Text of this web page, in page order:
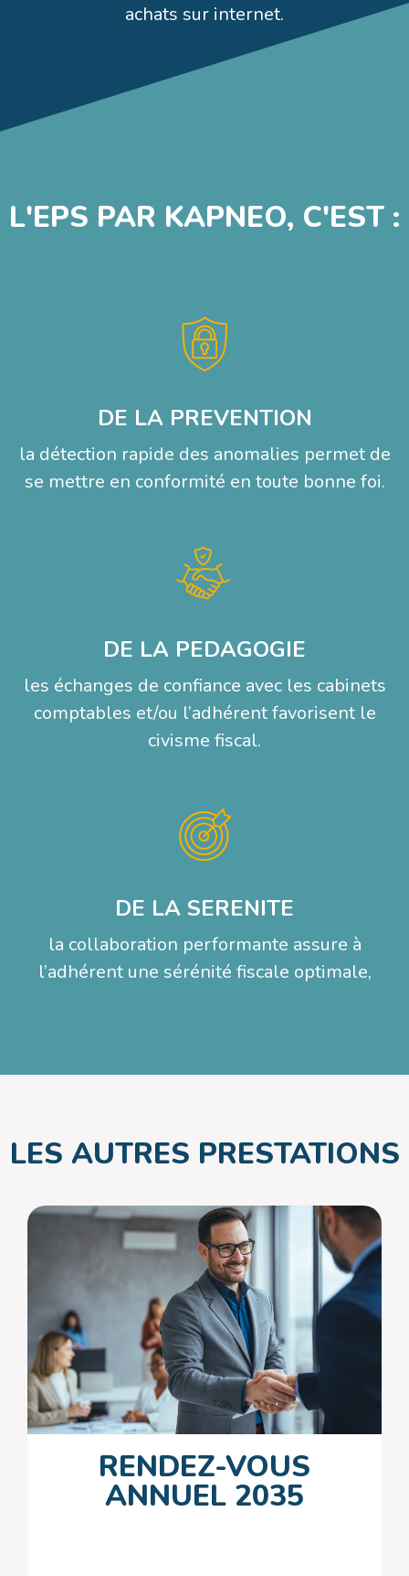
achats sur internet.
L'EPS PAR KAPNEO, C'EST :
DE LA PREVENTION
la détection rapide des anomalies permet de
se mettre en conformité en toute bonne foi.
DE LA PEDAGOGIE
les échanges de confiance avec les cabinets
comptables et/ou l’adhérent favorisent le
civisme fiscal.
DE LA SERENITE
la collaboration performante assure à
l’adhérent une sérénité fiscale optimale,
LES AUTRES PRESTATIONS
RENDEZ-VOUS
ANNUEL 2035